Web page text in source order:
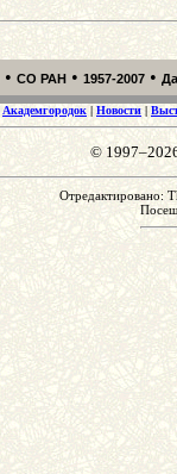
• СО РАН • 1957-2007 •
Академгородок | Новости|
©
Отредактировано: